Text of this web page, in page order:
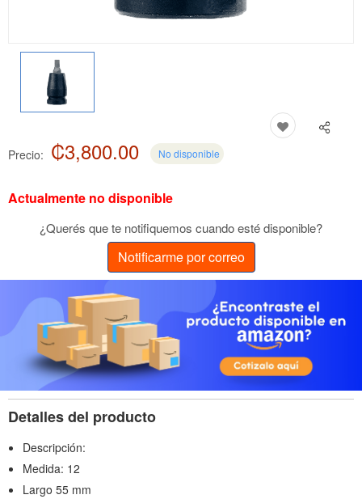
Precio: ₡3,800.00 No disponible
Actualmente no disponible
¿Querés que te notifiquemos cuando esté disponible?
Notificarme por correo
Detalles del producto
Descripción:
Medida: 12
Largo 55 mm